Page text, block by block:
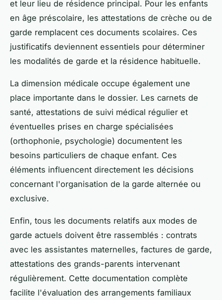
et leur lieu de résidence principal. Pour les enfants
en âge préscolaire, les attestations de crèche ou de
garde remplacent ces documents scolaires. Ces
justificatifs deviennent essentiels pour déterminer
les modalités de garde et la résidence habituelle.
La dimension médicale occupe également une
place importante dans le dossier. Les carnets de
santé, attestations de suivi médical régulier et
éventuelles prises en charge spécialisées
(orthophonie, psychologie) documentent les
besoins particuliers de chaque enfant. Ces
éléments influencent directement les décisions
concernant l'organisation de la garde alternée ou
exclusive.
Enfin, tous les documents relatifs aux modes de
garde actuels doivent être rassemblés : contrats
avec les assistantes maternelles, factures de garde,
attestations des grands-parents intervenant
régulièrement. Cette documentation complète
facilite l'évaluation des arrangements familiaux